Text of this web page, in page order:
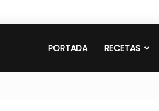
PORTADA RECETAS